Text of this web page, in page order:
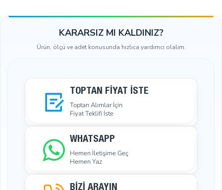
KARARSIZ MI KALDINIZ?
Ürün, ölçü ve adet konusunda hızlıca yardımcı olalım.
TOPTAN FIYAT İSTE
Toptan Alımlar İçin
Fiyat Teklifi İste
WHATSAPP
Hemen İletişime Geç
Hemen Yaz
BİZİ ARAYIN